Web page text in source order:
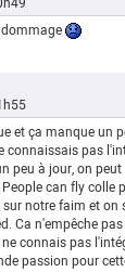
et ça manque un
connaissais pas
peu à jour, on
can fly colle
notre faim et
Ca n'empêche
connais pas
passion pour